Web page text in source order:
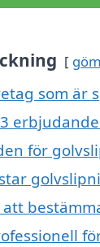
som är
för